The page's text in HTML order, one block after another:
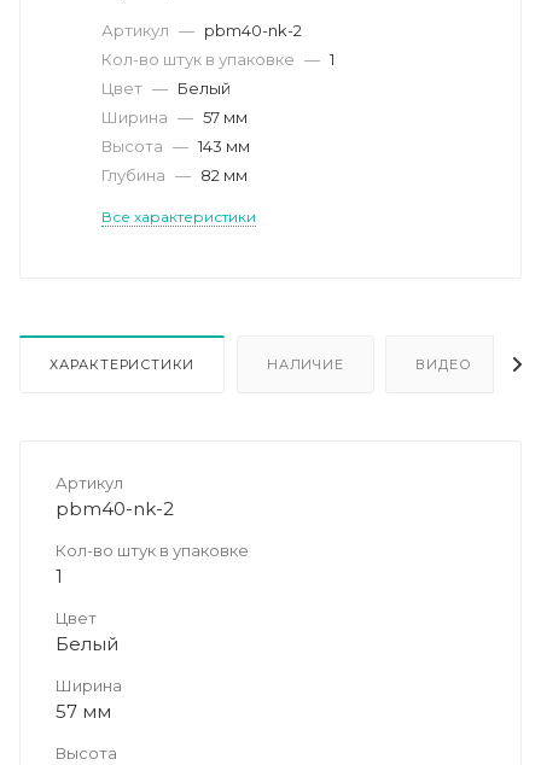
Артикул — pbm40-nk-2
Кол-во штук в упаковке — 1
Цвет — Белый
Ширина — 57 мм
Высота — 143 мм
Глубина — 82 мм
Все характеристики
ХАРАКТЕРИСТИКИ НАЛИЧИЕ ВИДЕО
Артикул
pbm40-nk-2
Кол-во штук в упаковке
1
Цвет
Белый
Ширина
57 мм
Высота